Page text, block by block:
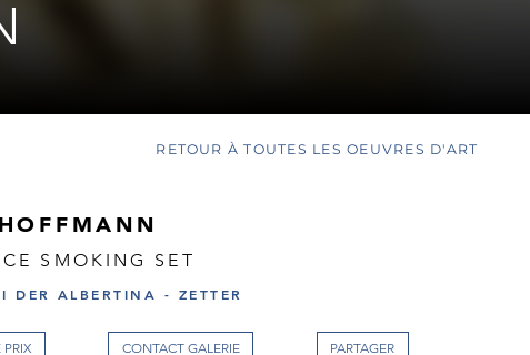
RETOUR À TOUTES LES OEUVRES D'ART
SMOKING SET
DER ALBERTINA - ZETTER
CONTACT GALERIE